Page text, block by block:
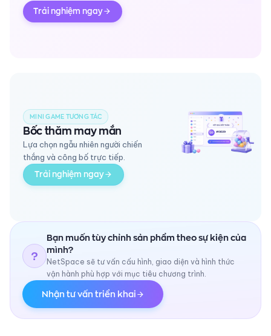
Trải nghiệm ngay
MINI GAME TƯƠNG TÁC
Bốc thăm may mắn
Lựa chọn ngẫu nhiên người chiến
thắng và công bố trực tiếp.
Trải nghiệm ngay
?
Bạn muốn tùy chỉnh sản phẩm theo sự kiện của
mình?
NetSpace sẽ tư vấn cấu hình, giao diện và hình thức
vận hành phù hợp với mục tiêu chương trình.
Nhận tư vấn triển khai